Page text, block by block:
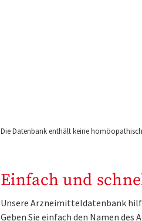
Die Datenbank enthält keine
Einfach und
Unsere Arzneimitteldatenbank
Geben Sie einfach den Namen